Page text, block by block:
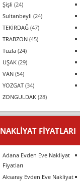
Şişli (24)
Sultanbeyli (24)
TEKİRDAĞ (47)
TRABZON (45)
Tuzla (24)
UŞAK (29)
VAN (54)
YOZGAT (34)
ZONGULDAK (28)
NAKLIYAT FIYATLARI
Adana Evden Eve Nakliyat
Fiyatları
Aksaray Evden Eve Nakliyat